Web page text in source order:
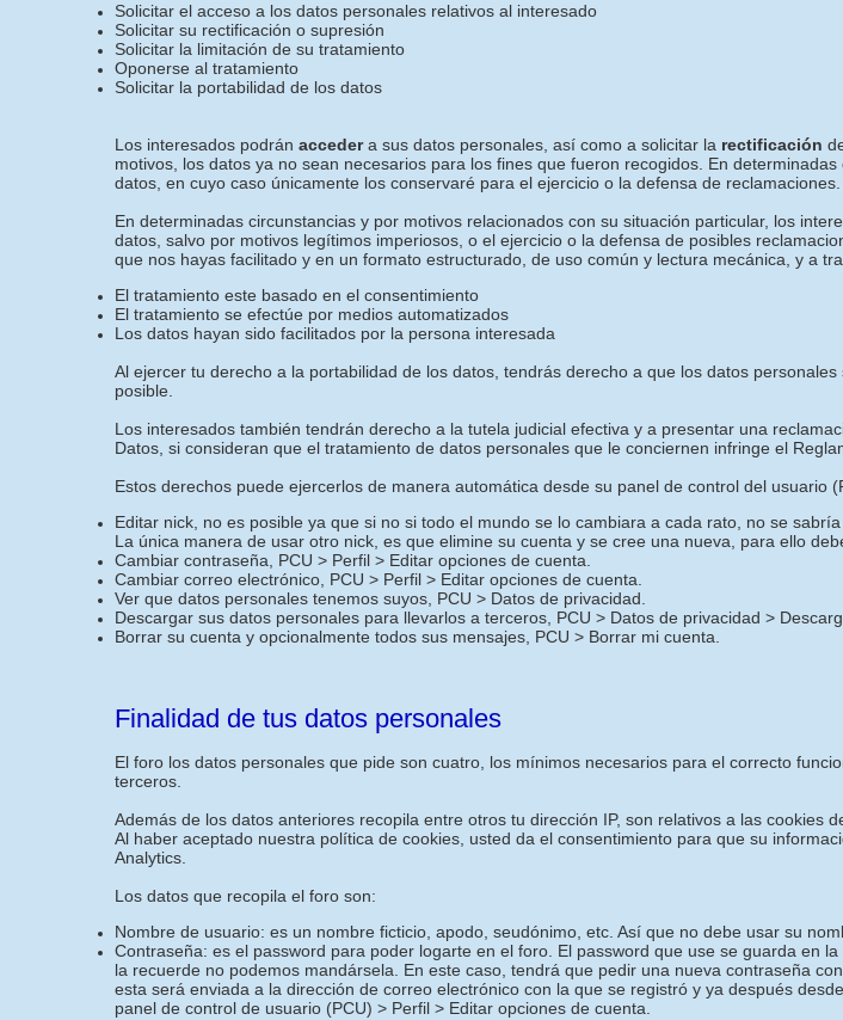
Solicitar el acceso a los datos personales relativos al interesado
Solicitar su rectificación o supresión
Solicitar la limitación de su tratamiento
Oponerse al tratamiento
Solicitar la portabilidad de los datos
Los interesados podrán accedera sus datos personales, así como a solicitar la rectificación
motivos, los datos ya no sean necesarios para los fines que fueron recogidos. En
datos, en cuyo caso únicamente los conservaré para el ejercicio o la defensa de reclamaciones.
En determinadas circunstancias y por motivos relacionados con su situación particular, los
datos, salvo por motivos legítimos imperiosos, o el ejercicio o la defensa de posibles
que nos hayas facilitado y en un formato estructurado, de uso común y lectura mecánica, y a
El tratamiento este basado en el consentimiento
El tratamiento se efectúe por medios automatizados
Los datos hayan sido facilitados por la persona interesada
Al ejercer tu derecho a la portabilidad de los datos, tendrás derecho a que los datos
posible.
Los interesados también tendrán derecho a la tutela judicial efectiva y a presentar una
Datos, si consideran que el tratamiento de datos personales que le conciernen infringe el
Estos derechos puede ejercerlos de manera automática desde su panel de control del
Editar nick, no es posible ya que si no si todo el mundo se lo cambiara a cada rato, no se
La única manera de usar otro nick, es que elimine su cuenta y se cree una nueva, para ello
Cambiar contraseña, PCU > Perfil > Editar opciones de cuenta.
Cambiar correo electrónico, PCU > Perfil > Editar opciones de cuenta.
Ver que datos personales tenemos suyos, PCU > Datos de privacidad.
Descargar sus datos personales para llevarlos a terceros, PCU > Datos de privacidad >
Borrar su cuenta y opcionalmente todos sus mensajes, PCU > Borrar mi cuenta.
Finalidad de tus datos personales
El foro los datos personales que pide son cuatro, los mínimos necesarios para el correcto
terceros.
Además de los datos anteriores recopila entre otros tu dirección IP, son relativos a las cookies
Al haber aceptado nuestra política de cookies, usted da el consentimiento para que su
Analytics.
Los datos que recopila el foro son:
Nombre de usuario: es un nombre ficticio, apodo, seudónimo, etc. Así que no debe usar su
Contraseña: es el password para poder logarte en el foro. El password que use se guarda en
la recuerde no podemos mandársela. En este caso, tendrá que pedir una nueva contraseña
esta será enviada a la dirección de correo electrónico con la que se registró y ya después
panel de control de usuario (PCU) > Perfil > Editar opciones de cuenta.